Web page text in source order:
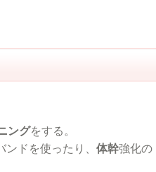
ングをする。
ドを使ったり、 体幹強化の